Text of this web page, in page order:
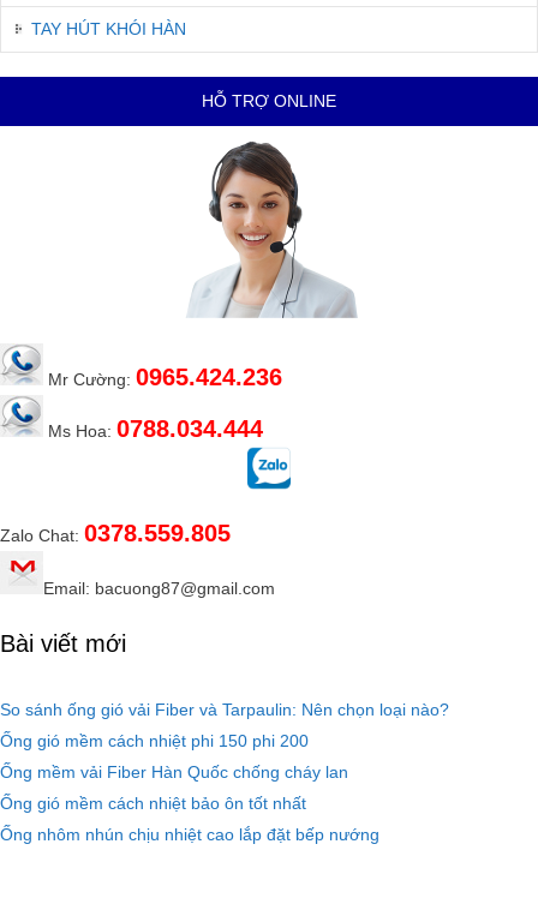
TAY HÚT KHÓI HÀN
HỖ TRỢ ONLINE
Mr Cường: 0965.424.236
Ms Hoa: 0788.034.444
Zalo Chat: 0378.559.805
Email: bacuong87@gmail.com
Bài viết mới
So sánh ống gió vải Fiber và Tarpaulin: Nên chọn loại nào?
Ống gió mềm cách nhiệt phi 150 phi 200
Ống mềm vải Fiber Hàn Quốc chống cháy lan
Ống gió mềm cách nhiệt bảo ôn tốt nhất
Ống nhôm nhún chịu nhiệt cao lắp đặt bếp nướng